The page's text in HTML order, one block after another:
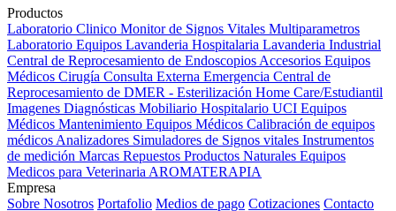
Productos
Laboratorio Clinico Monitor de Signos Vitales Multiparametros
Laboratorio Equipos Lavanderia Hospitalaria Lavanderia Industrial
Central de Reprocesamiento de Endoscopios Accesorios Equipos
Médicos Cirugía Consulta Externa Emergencia Central de
Reprocesamiento de DMER - Esterilización Home Care/Estudiantil
Imagenes Diagnósticas Mobiliario Hospitalario UCI Equipos
Médicos Mantenimiento Equipos Médicos Calibración de equipos
médicos Analizadores Simuladores de Signos vitales Instrumentos
de medición Marcas Repuestos Productos Naturales Equipos
Medicos para Veterinaria AROMATERAPIA
Empresa
Sobre Nosotros Portafolio Medios de pago Cotizaciones Contacto